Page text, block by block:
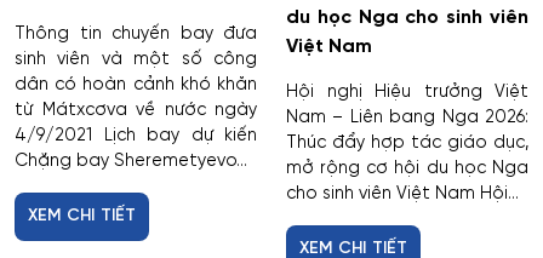
Thông tin chuyến bay đưa
sinh viên và một số công
dân có hoàn cảnh khó khăn
từ Mátxcơva về nước ngày
4/9/2021 Lịch bay dự kiến
Chặng bay Sheremetyevo...
XEM CHI TIẾT
du học Nga cho sinh viên
Việt Nam
Hội nghị Hiệu trưởng Việt
Nam – Liên bang Nga 2026:
Thúc đẩy hợp tác giáo dục,
mở rộng cơ hội du học Nga
cho sinh viên Việt Nam Hội...
XEM CHI TIẾT